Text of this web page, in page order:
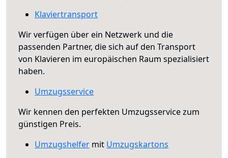
Klaviertransport
Wir verfügen über ein Netzwerk und die
passenden Partner, die sich auf den Transport
von Klavieren im europäischen Raum spezialisiert
haben.
Umzugsservice
Wir kennen den perfekten Umzugsservice zum
günstigen Preis.
Umzugshelfer mit Umzugskartons